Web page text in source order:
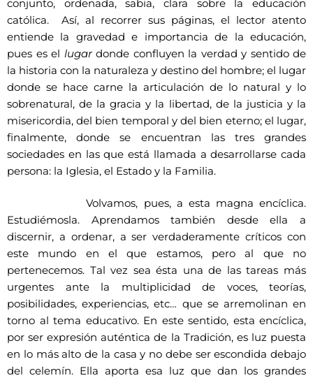
conjunto, ordenada, sabia, clara sobre la educación
católica. Así, al recorrer sus páginas, el lector atento
entiende la gravedad e importancia de la educación,
pues es el lugardonde confluyen la verdad y sentido de
la historia con la naturaleza y destino del hombre; el lugar
donde se hace carne la articulación de lo natural y lo
sobrenatural, de la gracia y la libertad, de la justicia y la
misericordia, del bien temporal y del bien eterno; el lugar,
finalmente, donde se encuentran las tres grandes
sociedades en las que está llamada a desarrollarse cada
persona: la Iglesia, el Estado y la Familia.
Volvamos, pues, a esta magna encíclica.
Estudiémosla. Aprendamos también desde ella a
discernir, a ordenar, a ser verdaderamente críticos con
este mundo en el que estamos, pero al que no
pertenecemos. Tal vez sea ésta una de las tareas más
urgentes ante la multiplicidad de voces, teorías,
posibilidades, experiencias, etc… que se arremolinan en
torno al tema educativo. En este sentido, esta encíclica,
por ser expresión auténtica de la Tradición, es luz puesta
en lo más alto de la casa y no debe ser escondida debajo
del celemín. Ella aporta esa luz que dan los grandes